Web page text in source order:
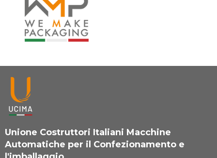
Unione Costruttori Italiani Macchine
Automatiche per il Confezionamento e